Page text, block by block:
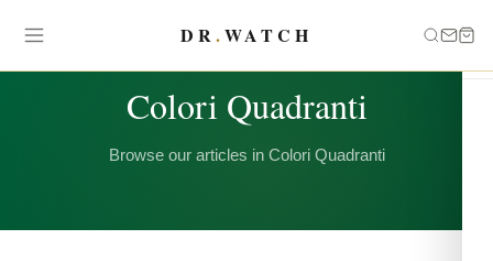
DR.WATCH
Colori Quadranti
Browse our articles in Colori Quadranti